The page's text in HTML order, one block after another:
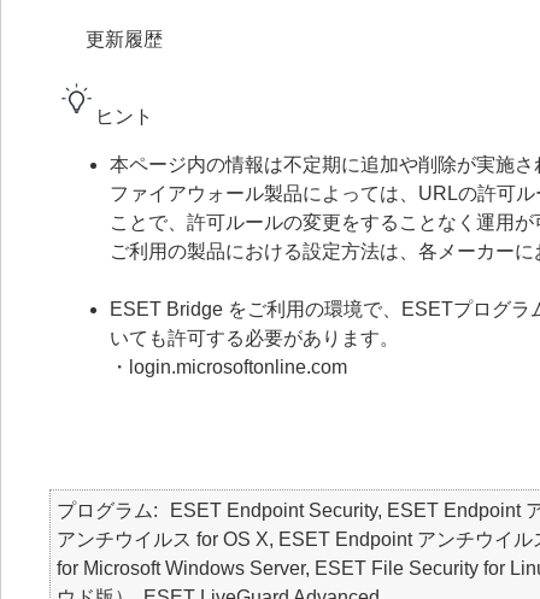
更新履歴
ヒント
本ページ内の情報は不定期に追加や削除が実施さ
ファイアウォール製品によっては、URLの許可
ことで、許可ルールの変更をすることなく運用
ご利用の製品における設定方法は、各メーカー
ESET Bridge をご利用の環境で、ESETプログ
いても許可する必要があります。
・login.microsoftonline.com
プログラム
ESET Endpoint Security, ESET Endpoint
アンチウイルス for OS X, ESET Endpoint アンチウイ
for Microsoft Windows Server, ESET File Security for